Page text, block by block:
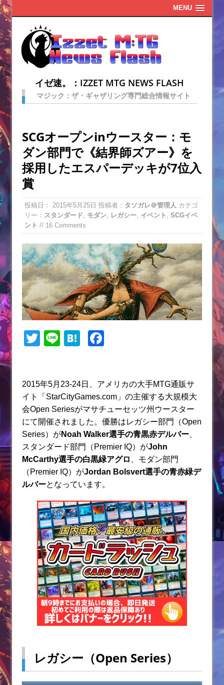
MENU
イゼ速。：IZZET MTG NEWS FLASH
マジック：ザ・ギャザリング専門総合情報サイト
SCGオープンinウースター：モ
ダン部門で《結界師ズアー》を
採用したエスパーデッキが7位入
賞
投稿日： 2015年5月25日 投稿者： タソガレ＠管理人 カテゴ
リー： スタンダード モダン レガシー イベント
SCGイベ
ント // 16 Comments
T
er
Li
H
n
a
e
b
o
o
k
2015年5月23-24日、アメリカの大手MTG通販サ
イト「StarCityGames.com」の主催する大規模大
会Open Seriesがマサチューセッツ州ウースター
にて開催されました。優勝はレガシー部門（Open
Series）がNoah Walker選手の青黒赤デルバー
スタンダード部門（Premier IQ）がJohn
McCarthy選手の白黒緑アグロ
、モダン部門
（Premier IQ）がJordan Bolsvert選手の青赤緑デ
ルバーとなっています。
レガシー（Open Series）